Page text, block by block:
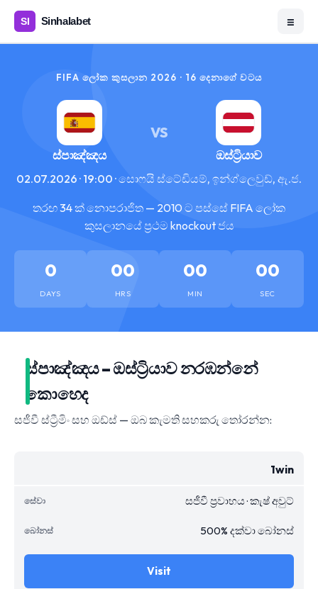
☰
FIFA ලෝක කුසලාන 2026 · 16 දෙනාගේ වටය
ස්පාඤ්ඤය
VS
ඔස්ට්‍රියාව
02.07.2026 · 19:00 · සොෆයි ස්ටේඩියම්, ඉන්ග්ලෙවුඩ්, ඇ.ජ.
තරඟ 34 ක් නොපරාජිත — 2010 ට පස්සේ FIFA ලෝක
කුසලානයේ ප්‍රථම knockout ජය
0
DAYS
00
HRS
00
MIN
00
SEC
ස්පාඤ්ඤය – ඔස්ට්‍රියාව නරඹන්නේ
කොහෙද
සජීවී ස්ට්‍රීමිං සහ ඔඩ්ස් — ඔබ කැමති සහකරු තෝරන්න:
1win
සජීවී ප්‍රවාහය · කැෂ් අවුට්
500% දක්වා බෝනස්
Visit